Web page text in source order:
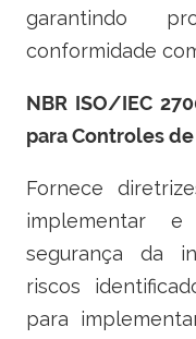
Advocacia-Geral da União
Banco Central do Brasil
garantindo
conformidade
NBR ISO/IEC
para Controles
Fornece
implementar
segurança da
riscos
para